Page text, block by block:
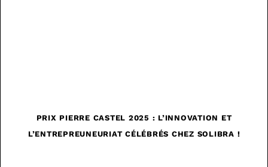
PRIX PIERRE CASTEL 2025 : L’INNOVATION ET
L’ENTREPREUNEURIAT CÉLÉBRÉS CHEZ SOLIBRA !